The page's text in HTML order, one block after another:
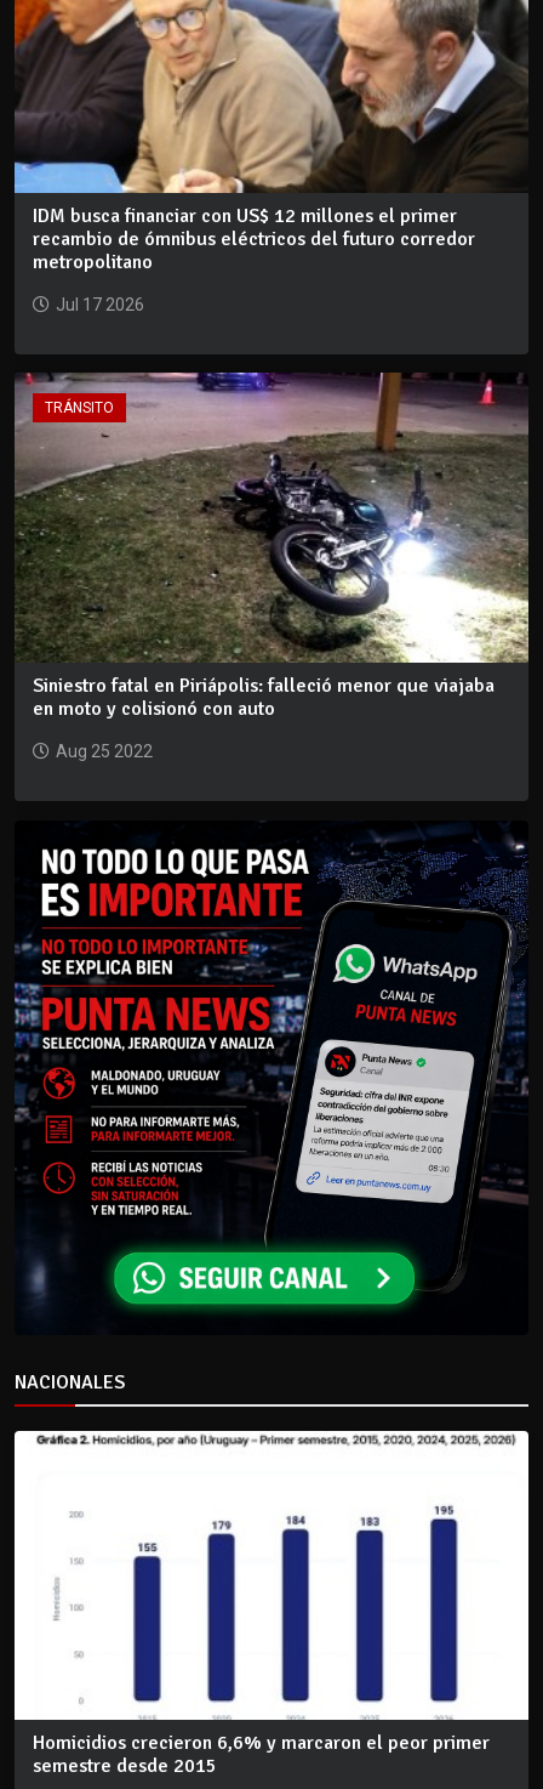
IDM busca financiar con US$ 12 millones el primer
recambio de ómnibus eléctricos del futuro corredor
metropolitano
Jul 17 2026
TRÁNSITO
Siniestro fatal en Piriápolis: falleció menor que viajaba
en moto y colisionó con auto
Aug 25 2022
NACIONALES
Homicidios crecieron 6,6% y marcaron el peor primer
semestre desde 2015